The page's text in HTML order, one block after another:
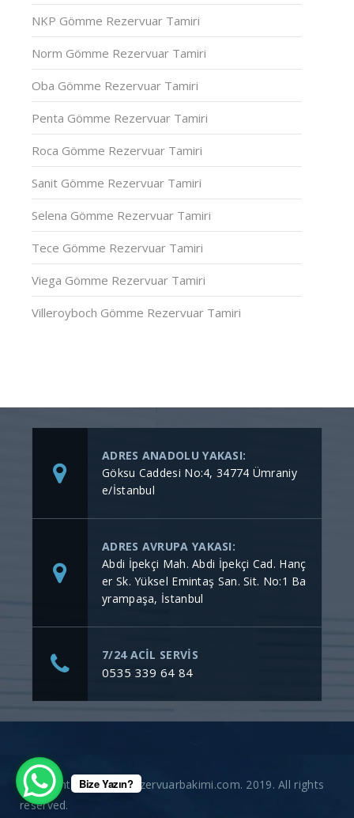
NKP Gömme Rezervuar Tamiri
Norm Gömme Rezervuar Tamiri
Oba Gömme Rezervuar Tamiri
Penta Gömme Rezervuar Tamiri
Roca Gömme Rezervuar Tamiri
Sanit Gömme Rezervuar Tamiri
Selena Gömme Rezervuar Tamiri
Tece Gömme Rezervuar Tamiri
Viega Gömme Rezervuar Tamiri
Villeroyboch Gömme Rezervuar Tamiri
ADRES ANADOLU YAKASI:
Göksu Caddesi No:4, 34774 Ümraniy
e/İstanbul
ADRES AVRUPA YAKASI:
Abdi İpekçi Mah. Abdi İpekçi Cad. Hanç
er Sk. Yüksel Emintaş San. Sit. No:1 Ba
yrampaşa, İstanbul
7/24 ACİL SERVİS
0535 339 64 84
Copyright © gommerezervuarbakimi.com. 2019. All rights
reserved.
Bize Yazın?